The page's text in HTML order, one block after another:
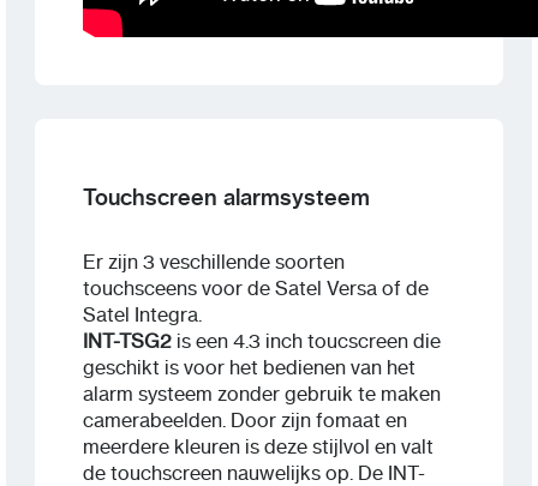
Touchscreen alarmsysteem
Er zijn 3 veschillende soorten
touchsceens voor de Satel Versa of de
Satel Integra.
INT-TSG2 is een 4.3 inch toucscreen die
geschikt is voor het bedienen van het
alarm systeem zonder gebruik te maken
camerabeelden. Door zijn fomaat en
meerdere kleuren is deze stijlvol en valt
de touchscreen nauwelijks op. De INT-